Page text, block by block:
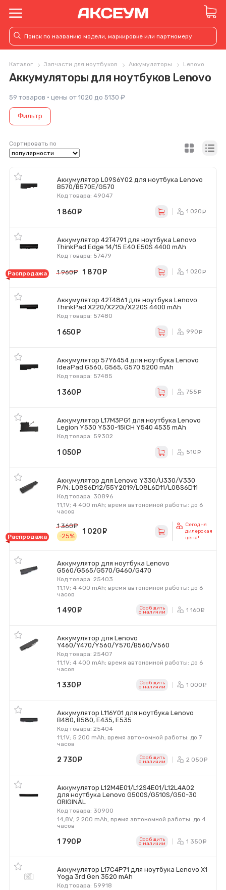
Каталог Запчасти для ноутбуков Аккумуляторы Lenovo
Аккумуляторы для ноутбуков Lenovo
59 товаров · цены от 1020 до 5130 ₽
Фильтр
Сортировать по
Аккумулятор L09S6Y02 для ноутбука Lenovo
B570/B570E/G570
Код товара: 49047
1 860 1 020
Аккумулятор 42T4791 для ноутбука Lenovo
ThinkPad Edge 14/15 E40 E50S 4400 mAh
Код товара: 57479
Распродажа 1 960 руб.
1 870 1 020
Аккумулятор 42T4861 для ноутбука Lenovo
ThinkPad X220/X220i/X220S 4400 mAh
Код товара: 57480
1 650 990
Аккумулятор 57Y6454 для ноутбука Lenovo
IdeaPad G560, G565, G570 5200 mAh
Код товара: 57485
1 360 755
Аккумулятор L17M3PG1 для ноутбука Lenovo
Legion Y530 Y530-15ICH Y540 4535 mAh
Код товара: 59302
1 050 510
Аккумулятор для Lenovo Y330/U330/V330
P/N: L08S6D12/55Y2019/L08L6D11/L08S6D11
Код товара: 30896
11,1V; 4 400 mAh; время автономной работы: до 6
часов
Распродажа
1 360
-25%
1 020
Сегодня
дилерская
цена!
Аккумулятор для ноутбука Lenovo
G560/G565/G570/G460/G470
Код товара: 25403
11,1V; 4 400 mAh; время автономной работы: до 6
часов
1 490 Сообщить
o наличии 1 160
Аккумулятор для Lenovo
Y460/Y470/Y560/Y570/B560/V560
Код товара: 25407
11,1V; 4 400 mAh; время автономной работы: до 6
часов
1 330 Сообщить
o наличии 1 000
Аккумулятор L116Y01 для ноутбука Lenovo
B480, B580, E435, E535
Код товара: 25404
11,1V; 5 200 mAh; время автономной работы: до 7
часов
2 730 Сообщить
o наличии 2 050
Аккумулятор L12M4E01/L12S4E01/L12L4A02
для ноутбука Lenovo G500S/G510S/G50-30
ORIGINAL
Код товара: 30900
14,8V; 2 200 mAh; время автономной работы: до 4
часов
1 790 Сообщить
o наличии 1 350
Аккумулятор L17C4P71 для ноутбука Lenovo X1
Yoga 3rd Gen 3520 mAh
Код товара: 59918